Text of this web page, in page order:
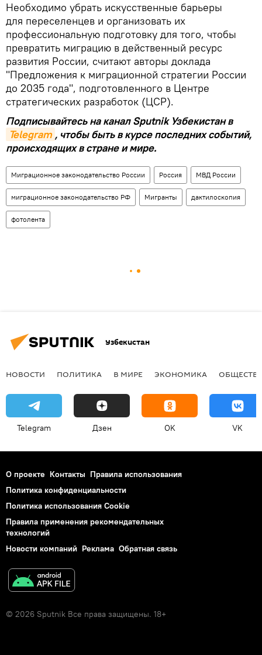
Необходимо убрать искусственные барьеры
для переселенцев и организовать их
профессиональную подготовку для того, чтобы
превратить миграцию в действенный ресурс
развития России, считают авторы доклада
"Предложения к миграционной стратегии России
до 2035 года", подготовленного в Центре
стратегических разработок (ЦСР).
Подписывайтесь на канал Sputnik Узбекистан в
Telegram , чтобы быть в курсе последних событий,
происходящих в стране и мире.
Миграционное законодательство России Россия МВД России
миграционное законодательство РФ Мигранты дактилоскопия
фотолента
Узбекистан
НОВОСТИ ПОЛИТИКА В МИРЕ ЭКОНОМИКА
Telegram Дзен OK VK
О проекте Контакты Правила использования
Политика конфиденциальности
Политика использования Cookie
Правила применения рекомендательных
технологий
Новости компаний Реклама Обратная связь
© 2026 Sputnik Все права защищены. 18+